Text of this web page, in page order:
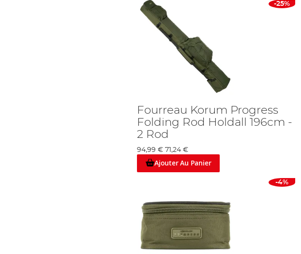
-25%
Fourreau Korum Progress
Folding Rod Holdall 196cm -
2 Rod
94,99 € 71,24 €
Ajouter Au Panier
-4%